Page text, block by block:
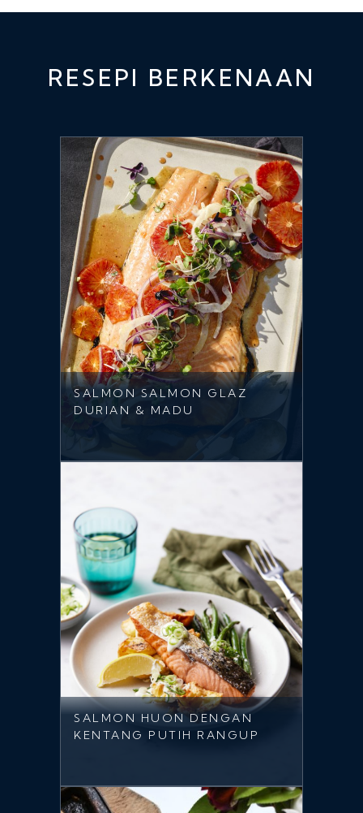
RESEPI BERKENAAN
SALMON SALMON GLAZ
DURIAN & MADU
SALMON HUON DENGAN
KENTANG PUTIH RANGUP